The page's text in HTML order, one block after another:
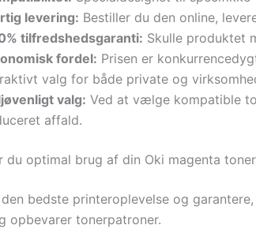
levering: Bestiller du den online,
tilfredshedsgaranti: Skulle produktet
fordel: Prisen er
valg for både private og
valg: Ved at vælge kompatible
affald.
du optimal brug af din Oki magenta toner
bedste printeroplevelse og
opbevarer tonerpatroner.